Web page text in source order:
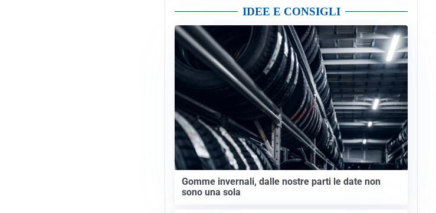
IDEE E CONSIGLI
Gomme invernali, dalle nostre parti le date non
sono una sola